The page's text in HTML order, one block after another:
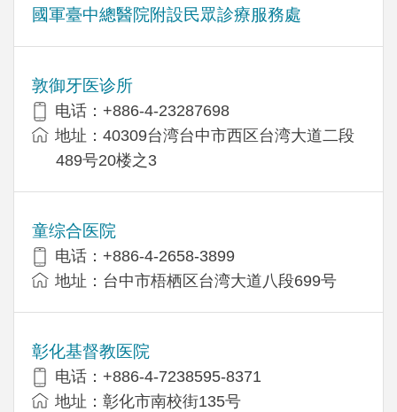
國軍臺中總醫院附設民眾診療服務處
敦御牙医诊所
电话：+886-4-23287698
地址：40309台湾台中市西区台湾大道二段
489号20楼之3
童综合医院
电话：+886-4-2658-3899
地址：台中市梧栖区台湾大道八段699号
彰化基督教医院
电话：+886-4-7238595-8371
地址：彰化市南校街135号